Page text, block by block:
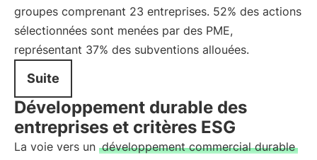
groupes comprenant 23 entreprises. 52% des actions
sélectionnées sont menées par des PME,
représentant 37% des subventions allouées.
Suite
Développement durable des
entreprises et critères ESG
La voie vers un développement commercial durable